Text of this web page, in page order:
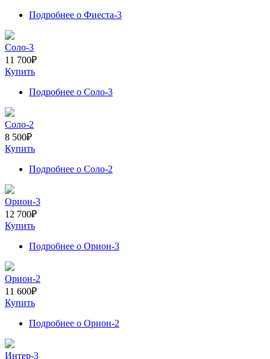
Подробнее о Фиеста-3
Соло-3
11 700₽
Купить
Подробнее о Соло-3
Соло-2
8 500₽
Купить
Подробнее о Соло-2
Орион-3
12 700₽
Купить
Подробнее о Орион-3
Орион-2
11 600₽
Купить
Подробнее о Орион-2
Интер-3